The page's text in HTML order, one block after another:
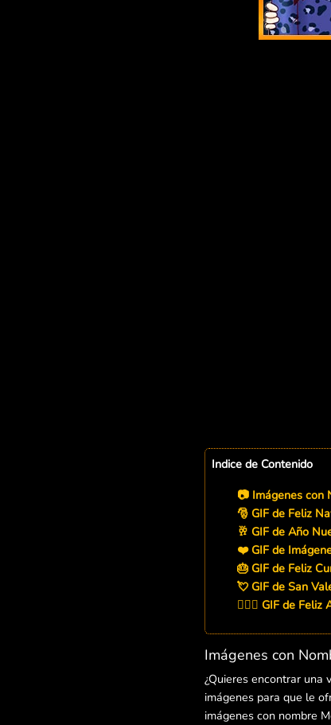
Indice de Contenido
📷 Imágenes con
🎅 GIF de Feliz
🥂 GIF de Año
❤️ GIF de
🎂 GIF de Feliz
💘 GIF de San
👨‍❤️‍👨 GIF de
Imágenes con
¿Quieres encontrar una
imágenes para que le
imágenes con nombre